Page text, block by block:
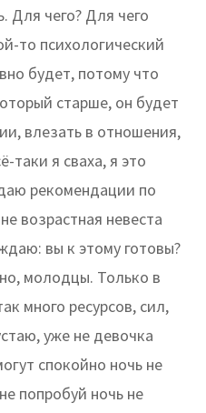
Для чего? Для чего
то психологический
будет, потому что
старше, он будет
влезать в отношения,
таки я сваха, я это
рекомендации по
возрастная невеста
вы к этому готовы?
молодцы. Только в
много ресурсов, сил,
уже не девочка
спокойно ночь не
попробуй ночь не